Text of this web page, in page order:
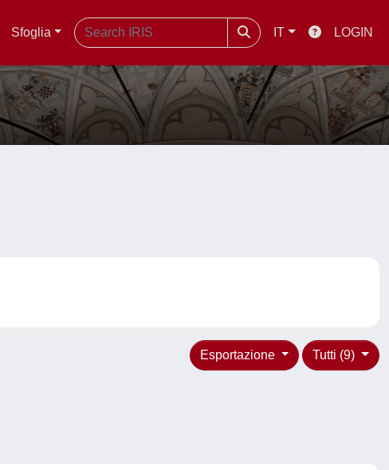
Sfoglia IT LOGIN
Tutti (9)
Esportazione